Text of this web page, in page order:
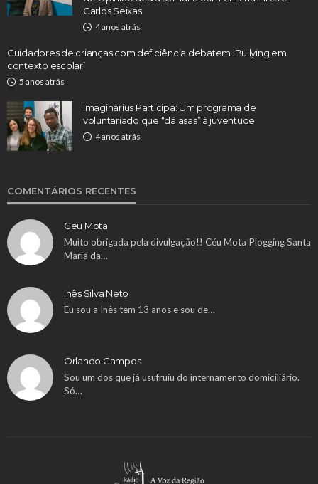
Carlos Seixas
4 anos atrás
Cuidadores de crianças com deficiência debatem ‘Bullying em
contexto escolar’
5 anos atrás
Imaginarius Participa: Um programa de
voluntariado que “dá asas” à juventude
4 anos atrás
COMENTÁRIOS RECENTES
Ceu Mota
Muito obrigada pela divulgação!! Céu Mota Plogging Santa
Maria da…
Inês Silva Neto
Eu sou a Inês tem 13 anos e sou de…
Orlando Campos
Sou um dos que já usufruiu do internamento domiciliário.
Só…